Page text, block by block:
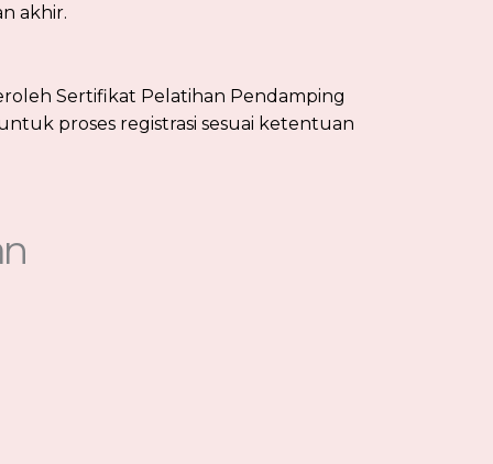
akhir.
Sertifikat Pelatihan Pendamping
proses registrasi sesuai ketentuan